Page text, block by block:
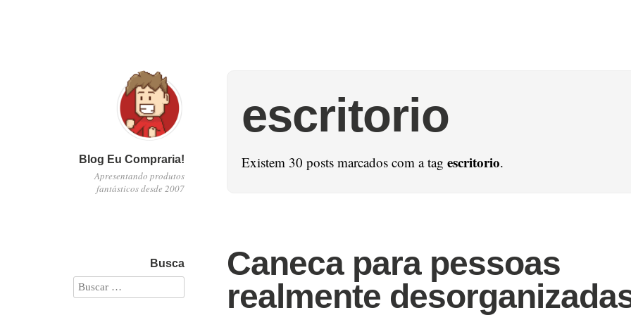
Blog Eu Compraria!
Apresentando produtos
fantásticos desde 2007
escritorio
Existem 30 posts marcados com a tag escritorio.
Caneca para pessoas
realmente
Busca